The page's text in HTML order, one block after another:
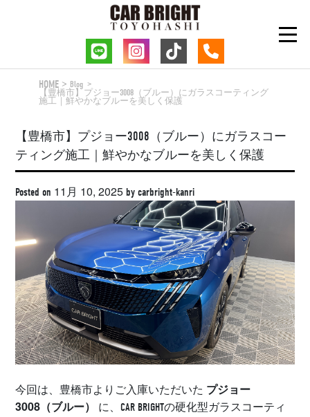
HOME
Blog
【豊橋市】プジョー3008（ブルー）にガラスコーティング
施工｜鮮やかなブルーを美しく保護
【豊橋市】プジョー3008（ブルー）にガラスコー
ティング施工｜鮮やかなブルーを美しく保護
Posted on 11月 10, 2025 bycarbright-kanri
今回は、豊橋市よりご入庫いただいた プジョー
3008（ブルー）
に、CAR BRIGHTの硬化型ガラスコーティ